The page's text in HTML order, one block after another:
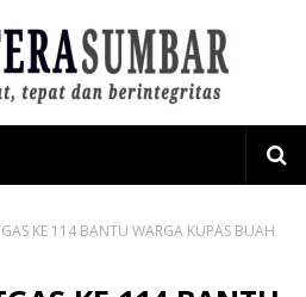
KE 114 BANTU WARGA KUPAS BUAH